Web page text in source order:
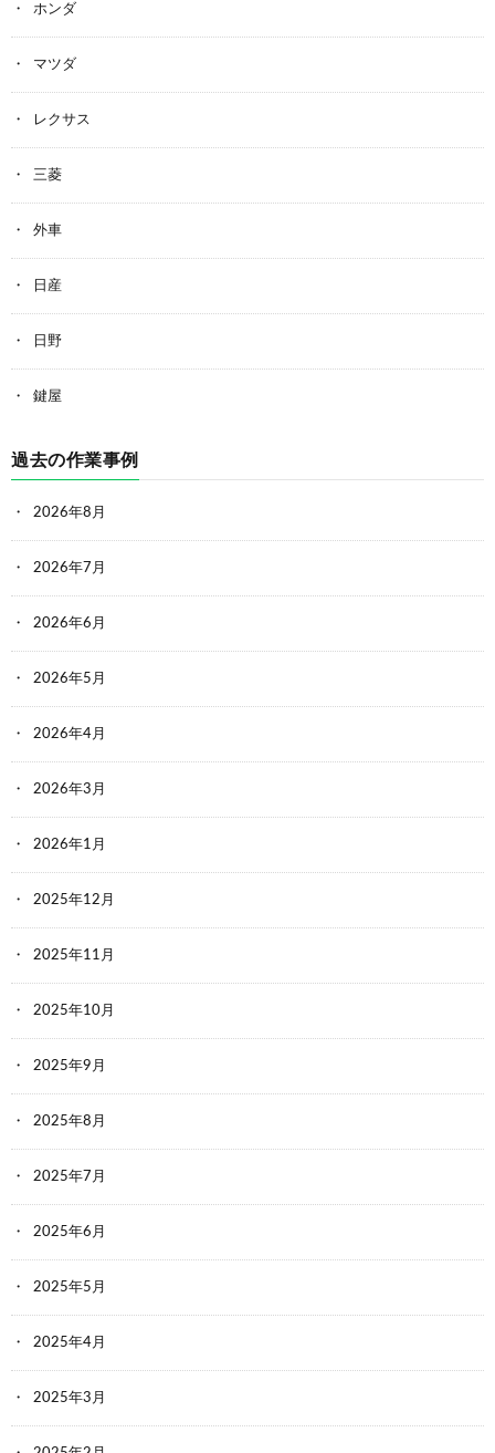
ホンダ
マツダ
レクサス
三菱
外車
日産
日野
鍵屋
過去の作業事例
2026年8月
2026年7月
2026年6月
2026年5月
2026年4月
2026年3月
2026年1月
2025年12月
2025年11月
2025年10月
2025年9月
2025年8月
2025年7月
2025年6月
2025年5月
2025年4月
2025年3月